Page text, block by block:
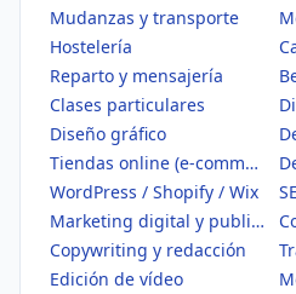
Mudanzas y transporte
Hostelería
Reparto y mensajería
Clases particulares
Diseño gráfico
Tiendas online (e-commerce)
WordPress / Shopify / Wix
Marketing digital y publicidad
Copywriting y redacción
Edición de vídeo